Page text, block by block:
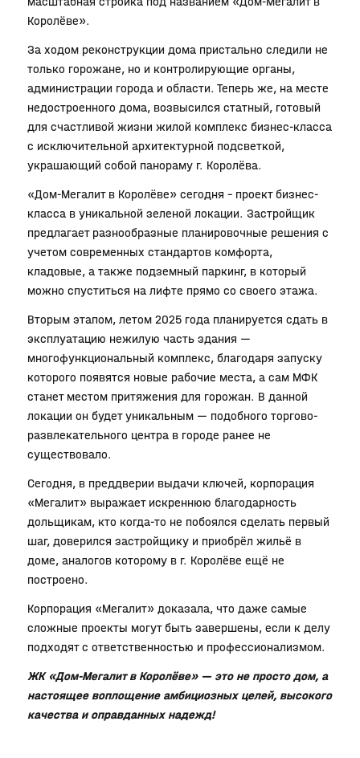
Королёве».
За ходом реконструкции дома пристально следили не
только горожане, но и контролирующие органы,
администрации города и области. Теперь же, на месте
недостроенного дома, возвысился статный, готовый
для счастливой жизни жилой комплекс бизнес-класса
с исключительной архитектурной подсветкой,
украшающий собой панораму г. Королёва.
«Дом-Мегалит в Королёве» сегодня – проект бизнес-
класса в уникальной зеленой локации. Застройщик
предлагает разнообразные планировочные решения с
учетом современных стандартов комфорта,
кладовые, а также подземный паркинг, в который
можно спуститься на лифте прямо со своего этажа.
Вторым этапом, летом 2025 года планируется сдать в
эксплуатацию нежилую часть здания —
многофункциональный комплекс, благодаря запуску
которого появятся новые рабочие места, а сам МФК
станет местом притяжения для горожан. В данной
локации он будет уникальным — подобного торгово-
развлекательного центра в городе ранее не
существовало.
Сегодня, в преддверии выдачи ключей, корпорация
«Мегалит» выражает искреннюю благодарность
дольщикам, кто когда-то не побоялся сделать первый
шаг, доверился застройщику и приобрёл жильё в
доме, аналогов которому в г. Королёве ещё не
построено.
Корпорация «Мегалит» доказала, что даже самые
сложные проекты могут быть завершены, если к делу
подходят с ответственностью и профессионализмом.
ЖК «Дом-Мегалит в Королёве» — это не просто дом, а
настоящее воплощение амбициозных целей, высокого
качества и оправданных надежд!